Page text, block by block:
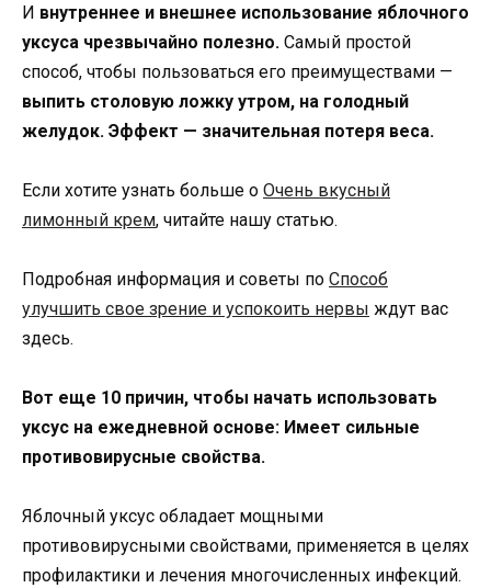
И внутреннее и внешнее использование яблочного
уксуса чрезвычайно полезно. Самый простой
способ, чтобы пользоваться его преимуществами —
выпить столовую ложку утром, на голодный
желудок. Эффект — значительная потеря веса.
Если хотите узнать больше о Очень вкусный
лимонный крем, читайте нашу статью.
Подробная информация и советы по Способ
улучшить свое зрение и успокоить нервы ждут вас
здесь.
Вот еще 10 причин, чтобы начать использовать
уксус на ежедневной основе: Имеет сильные
противовирусные свойства.
Яблочный уксус обладает мощными
противовирусными свойствами, применяется в целях
профилактики и лечения многочисленных инфекций.